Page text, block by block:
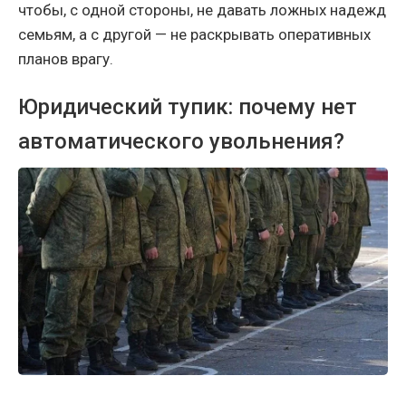
чтобы, с одной стороны, не давать ложных надежд
семьям, а с другой — не раскрывать оперативных
планов врагу.
Юридический тупик: почему нет
автоматического увольнения?